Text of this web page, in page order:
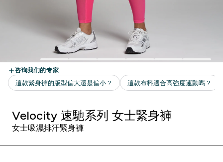
Velocity 速馳系列 女士緊身褲
女士吸濕排汗緊身褲